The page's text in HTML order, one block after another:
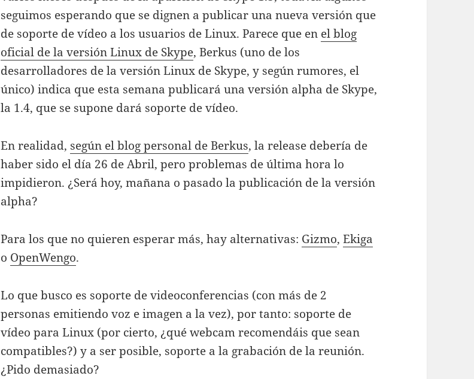
seguimos esperando que se dignen a publicar una nueva versión que
de soporte de vídeo a los usuarios de Linux. Parece que en el blog
oficial de la versión Linux de Skype, Berkus (uno de los
desarrolladores de la versión Linux de Skype, y según rumores, el
único) indica que esta semana publicará una versión alpha de Skype,
la 1.4, que se supone dará soporte de vídeo.
En realidad, según el blog personal de Berkus, la release debería de
haber sido el día 26 de Abril, pero problemas de última hora lo
impidieron. ¿Será hoy, mañana o pasado la publicación de la versión
alpha?
Para los que no quieren esperar más, hay alternativas: Gizmo,Ekiga
o OpenWengo.
Lo que busco es soporte de videoconferencias (con más de 2
personas emitiendo voz e imagen a la vez), por tanto: soporte de
vídeo para Linux (por cierto, ¿qué webcam recomendáis que sean
compatibles?) y a ser posible, soporte a la grabación de la reunión.
¿Pido demasiado?